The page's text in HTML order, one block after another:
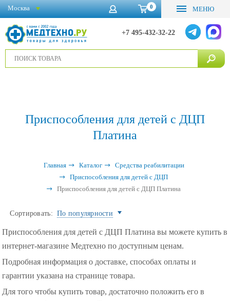
0 МЕНЮ
+7 495-432-32-22
Москва
Приспособления для детей с ДЦП
Платина
Главная Каталог
Средства реабилитации
Приспособления для детей с ДЦП
Приспособления для детей с ДЦП Платина
Сортировать: По популярности
Приспособления для детей с ДЦП Платина вы можете купить в
интернет-магазине Медтехно по доступным ценам.
Подробная информация о доставке, способах оплаты и
гарантии указана на странице товара.
Для того чтобы купить товар, достаточно положить его в